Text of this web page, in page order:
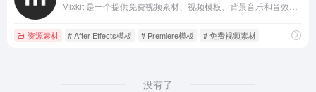
资源素材 # After Effects模板 # Premiere模板 # 免费视频素材
没有了